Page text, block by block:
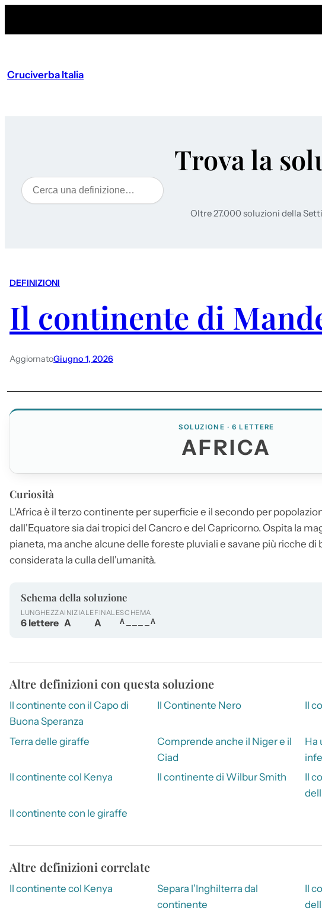
Cruciverba Italia
Trova la
Cerca
Oltre 27.000 soluzioni della
DEFINIZIONI
Il continente di
AggiornatoGiugno 1, 2026
SOLUZIONE · 6 LETTERE
AFRICA
Curiosità
L'Africa è il terzo continente per superficie e il secondo per
dall'Equatore sia dai tropici del Cancro e del Capricorno. Ospita la
pianeta, ma anche alcune delle foreste pluviali e savane più ricche di
considerata la culla dell'umanità.
Schema della soluzione
LUNGHEZZA
6 lettere
INIZIALE
A
FINALE
A
SCHEMA
A____A
Altre definizioni con questa soluzione
Il continente con il Capo di
Buona Speranza
Il Continente Nero Il
Terra delle giraffe
Comprende anche il Niger e il
Ciad
Ha
Il continente col Kenya
Il continente di Wilbur Smith
Il
Il continente con le giraffe
Altre definizioni correlate
Il continente col Kenya
Separa l’Inghilterra dal
continente
Il